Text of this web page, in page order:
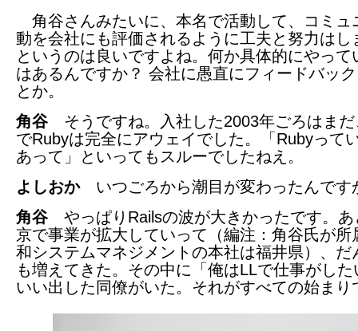
角谷さんみたいに、本名で活動して、コミュ
動を会社にも評価されるように工夫と努力はし
というのは良いですよね。何か具体的にやって
はあるんですか？ 会社に愚直にフィードバッ
とか。
角谷そうですね。入社した2003年ごろはまだ
でRubyは完全にアウェイでした。「Rubyって
あって」といってもスルーでしたねえ。
よしおかいつごろから潮目が変わったんです
角谷やっぱりRailsの波が大きかったです。あ
京で事業が拡大していって（編注：角谷氏が所
和システムマネジメントの本社は福井県）、だ
も増えてきた。その中に「俺はLLで仕事がした
いい出した同僚がいた。それがすべての始まり